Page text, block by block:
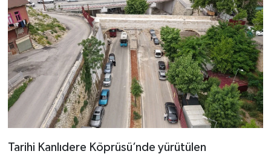
Tarihi Kanlıdere Köprüsü’nde yürütülen